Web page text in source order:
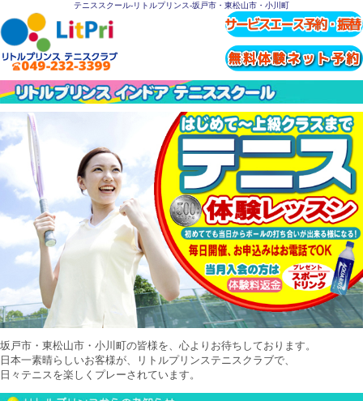
テニススクール-リトルプリンス-坂戸市・東松山市・小川町
坂戸市・東松山市・小川町の皆様を、心よりお待ちしております。
日本一素晴らしいお客様が、リトルプリンステニスクラブで、
日々テニスを楽しくプレーされています。